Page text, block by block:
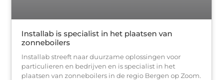
Installab is specialist in het plaatsen van
zonneboilers
Installab streeft naar duurzame oplossingen voor
particulieren en bedrijven en is specialist in het
plaatsen van zonneboilers in de regio Bergen op Zoom.